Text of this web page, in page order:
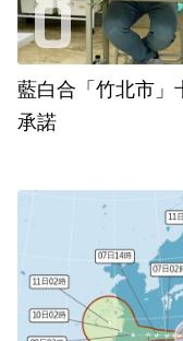
藍白合「竹北市」
承諾